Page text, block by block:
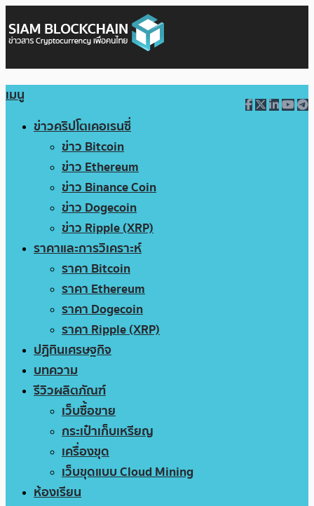
เมนู
ข่าวคริปโตเคอเรนซี่
ข่าว Bitcoin
ข่าว Ethereum
ข่าว Binance Coin
ข่าว Dogecoin
ข่าว Ripple (XRP)
ราคาและการวิเคราะห์
ราคา Bitcoin
ราคา Ethereum
ราคา Dogecoin
ราคา Ripple (XRP)
ปฏิทินเศรษฐกิจ
บทความ
รีวิวผลิตภัณฑ์
เว็บซื้อขาย
กระเป๋าเก็บเหรียญ
เครื่องขุด
เว็บขุดแบบ Cloud Mining
ห้องเรียน